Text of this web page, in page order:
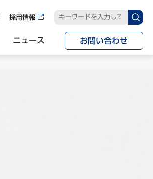
採用情報
ニュース お問い合わせ